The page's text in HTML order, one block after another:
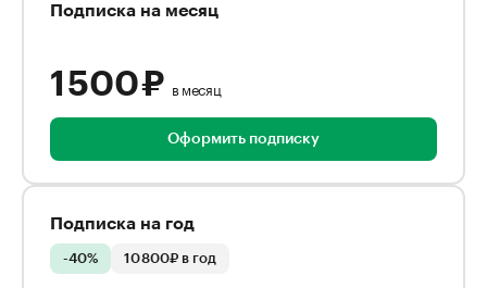
Подписка на месяц
1 500 ₽ в месяц
Оформить подписку
Подписка на год
-40% 10 800₽ в год